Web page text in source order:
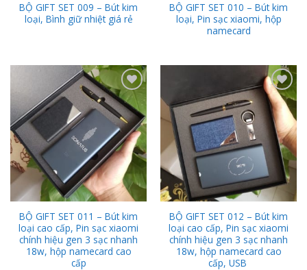
BỘ GIFT SET 009 – Bút kim
loại, Bình giữ nhiệt giá rẻ
BỘ GIFT SET 010 – Bút kim
loại, Pin sạc xiaomi, hộp
namecard
Add to
Wishlist
BỘ GIFT SET 011 – Bút kim
loại cao cấp, Pin sạc xiaomi
chính hiệu gen 3 sạc nhanh
18w, hộp namecard cao
cấp
Add to
Wishlist
BỘ GIFT SET 012 – Bút kim
loại cao cấp, Pin sạc xiaomi
chính hiệu gen 3 sạc nhanh
18w, hộp namecard cao
cấp, USB